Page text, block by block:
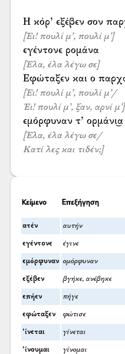
[Έι! πουλί μ’, πουλί μ’]
[Έλα, έλα λέγω σε]
[Έι! πουλί μ’, πουλί μ’/
Έι! πουλί μ’, ξαν, αρνί μ’]
εμόρφυναν τ’ ορμάνι͜α
[Έλα, έλα λέγω σε/
Κατί λες και τιδέν;]
Κείμενο Επεξήγηση
ατέν αυτήν
εγέντονε έγινε
εμόρφυναν ομόρφυναν
εξέβεν βγήκε, ανέβηκε
επήεν πήγε
εφώταξεν φώτισε
’ίνεται γίνεται
’ίνουμαι γίνομαι